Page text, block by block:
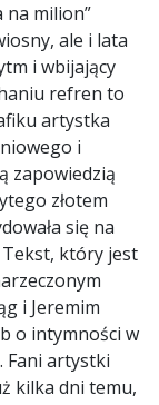
na milion”
ale i lata
i wbijający
refren to
artystka
i
zapowiedzią
złotem
się na
Tekst, który jest
i Jeremim
o intymności w
Fani artystki
kilka dni temu,